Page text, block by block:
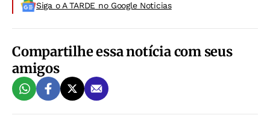
Siga o A TARDE no Google Noticias
Compartilhe essa notícia com seus
amigos